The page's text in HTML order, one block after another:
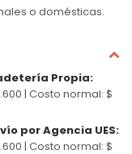
o domésticas.
Propia:
| Costo normal: $
por Agencia UES:
| Costo normal: $